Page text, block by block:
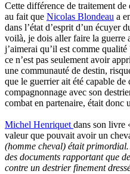
Cette différence de traitement de
au fait que Nicolas Blondeau a
dans l’état d’esprit d’un
voilà, je dois aller faire la guerre
j’aimerai qu’il est comme
ce n’est pas seulement avoir
une communauté de destin,
que le guerrier ait été capable
compagnonnage avec son
combat en partenaire, était donc
Michel Henriquet dans son livre
valeur que pouvait avoir un
(homme cheval) était
des documents rapportant que
contre un destrier finement